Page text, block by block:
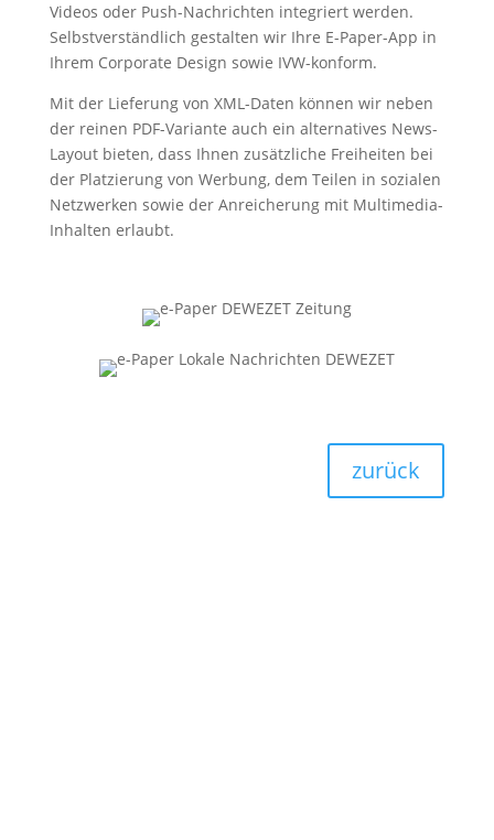
Videos oder Push-Nachrichten integriert werden.
Selbstverständlich gestalten wir Ihre E-Paper-App in
Ihrem Corporate Design sowie IVW-konform.
Mit der Lieferung von XML-Daten können wir neben
der reinen PDF-Variante auch ein alternatives News-
Layout bieten, dass Ihnen zusätzliche Freiheiten bei
der Platzierung von Werbung, dem Teilen in sozialen
Netzwerken sowie der Anreicherung mit Multimedia-
Inhalten erlaubt.
zurück